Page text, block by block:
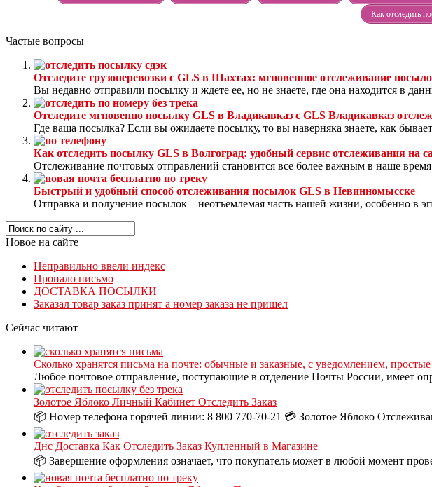
Как отследить
Частые вопросы
Отследите грузоперевозки с GLS в Шахтах: мгновенное отслеживание
Вы недавно отправили посылку и ждете ее, но не знаете, где она находится в
Отследите мгновенно посылку GLS в Владикавказ с GLS Владикавказ
Где ваша посылка? Если вы ожидаете посылку, то вы наверняка знаете, как
Как отследить посылку GLS в Волгоград: удобный сервис отслеживания на
Отслеживание почтовых отправлений становится все более важным в наше
Быстрый и удобный способ отслеживания посылок GLS в Невинномысске
Отправка и получение посылок – неотъемлемая часть нашей жизни, особенно в
Новое на сайте
Неправильно ввели индекс
Пропало письмо
ДОСТАВКА ПОСЫЛКИ
Заказал товар заказ принят а номер заказа не пришел
Сейчас читают
Сколько хранятся письма на почте: обычные и заказные, с уведомлением, простые
Любое почтовое отправление, поступающие в отделение Почты России, имеет
Золотое Яблоко Личный Кабинет Отследить Заказ
📦 Номер телефона горячей линии: 8 800 770-70-21 💳 Золотое Яблоко
Днс Доставка Как Отследить Заказ Купленный в Магазине
📦 Завершение оформления означает, что покупатель может в любой момент